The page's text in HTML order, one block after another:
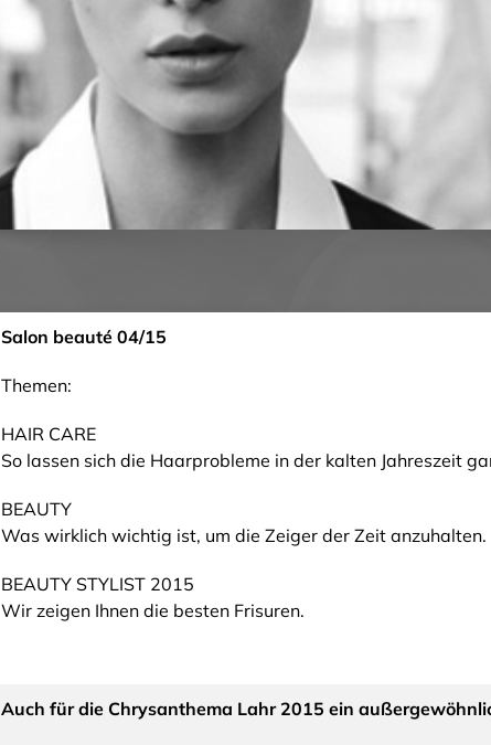
Salon beauté 04/15
Themen:
HAIR CARE
So lassen sich die Haarprobleme in der kalten Jahreszeit
BEAUTY
Was wirklich wichtig ist, um die Zeiger der Zeit anzuhalten.
BEAUTY STYLIST 2015
Wir zeigen Ihnen die besten Frisuren.
Auch für die Chrysanthema Lahr 2015 ein